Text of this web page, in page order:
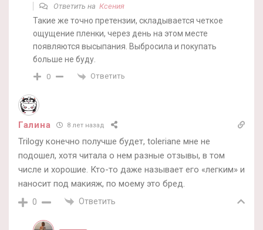
Ответить на Ксения
Такие же точно претензии, складывается четкое
ощущение пленки, через день на этом месте
появляются высыпания. Выбросила и покупать
больше не буду.
0 Ответить
Галина 8 лет назад
Trilogy конечно получше будет, toleriane мне не
подошел, хотя читала о нем разные отзывы, в том
числе и хорошие. Кто-то даже называет его «легким» и
наносит под макияж, по моему это бред.
0 Ответить